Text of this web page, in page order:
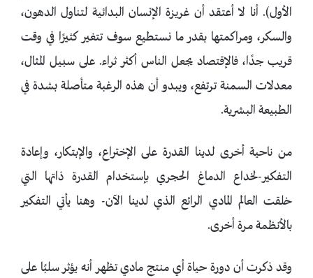
الأول). أنا لا أعتقد أن غريزة الإنسان البدائية لتناول الدهون،
والسكر، ومراكمتها بقدر ما نستطيع سوف تتغير كثيرًا في وقت
قريب جدًا، فالإقتصاد يجعل الناس أكثر ثراء. على سبيل المثال،
معدلات السمنة ترتفع، ويبدو أن هذه الرغبة متأصلة بشدة في
الطبيعة البشرية.
من ناحية أخرى لدينا القدرة على الإختراع، والإبتكار، وإعادة
التفكير-لخداع الدماغ الحجري بإستخدام القدرة ذاتها التي
خلقت العالم المادي الرائع الذي لدينا الآن- وهنا يأتي التفكير
بالأنظمة مرة أخرى.
وقد ذكرت أن دورة حياة أي منتج مادي تظهر أنه يؤثر سلبًا على